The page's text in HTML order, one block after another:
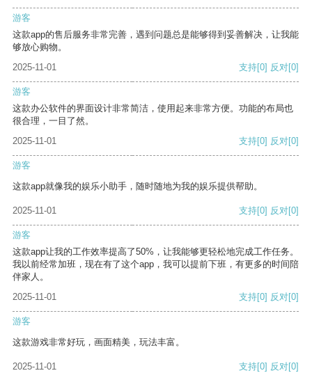
游客
这款app的售后服务非常完善，遇到问题总是能够得到妥善解决，让我能
够放心购物。
2025-11-01
支持[0] 反对[0]
游客
这款办公软件的界面设计非常简洁，使用起来非常方便。功能的布局也
很合理，一目了然。
2025-11-01
支持[0] 反对[0]
游客
这款app就像我的娱乐小助手，随时随地为我的娱乐提供帮助。
2025-11-01 支持[0] 反对[0]
游客
这款app让我的工作效率提高了50%，让我能够更轻松地完成工作任务。
我以前经常加班，现在有了这个app，我可以提前下班，有更多的时间陪
伴家人。
2025-11-01
支持[0] 反对[0]
游客
这款游戏非常好玩，画面精美，玩法丰富。
2025-11-01 支持[0] 反对[0]